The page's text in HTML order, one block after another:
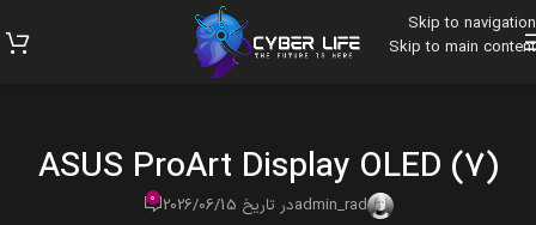
Skip to navigation
Skip to main content
ASUS ProArt Display OLED (7)
admin_radدر تاریخ 2026/06/15 0